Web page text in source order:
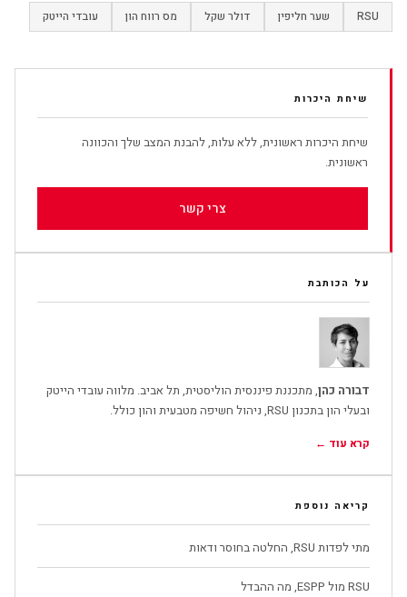
RSU שער חליפין דולר שקל מס רווח הון עובדי הייטק
שיחת היכרות
שיחת היכרות ראשונית, ללא עלות, להבנת המצב שלך והכוונה
ראשונית.
צרי קשר
על הכותבת
דבורה כהן, מתכננת פיננסית הוליסטית, תל אביב. מלווה עובדי הייטק
ובעלי הון בתכנון RSU, ניהול חשיפה מטבעית והון כולל.
קרא עוד ←
קריאה נוספת
מתי לפדות RSU, החלטה בחוסר ודאות
RSU מול ESPP, מה ההבדל